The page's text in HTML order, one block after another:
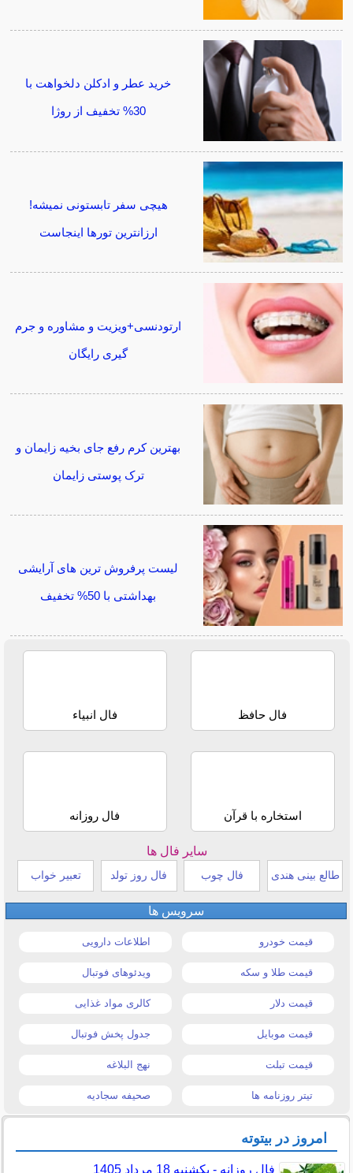
خرید عطر و ادکلن دلخواهت با
30% تخفیف از روژا
هیچی سفر تابستونی نمیشه!
ارزانترین تورها اینجاست
ارتودنسی+ویزیت و مشاوره و جرم
گیری رایگان
بهترین کرم رفع جای بخیه زایمان و
ترک پوستی زایمان
لیست پرفروش ترین های آرایشی
بهداشتی با 50% تخفیف
فال حافظ فال انبیاء
استخاره با قرآن فال روزانه
سایر فال ها
طالع بینی هندی فال چوب فال روز تولد تعبیر خواب
سرویس ها
قیمت خودرو اطلاعات دارویی
قیمت طلا و سکه ویدئوهای فوتبال
قیمت دلار کالری مواد غذایی
قیمت موبایل جدول پخش فوتبال
قیمت تبلت نهج البلاغه
تیتر روزنامه ها صحیفه سجادیه
امروز در بیتوته
فال روزانه - یکشنبه 18 مرداد 1405